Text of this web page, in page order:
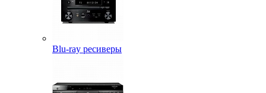
Blu-ray ресиверы